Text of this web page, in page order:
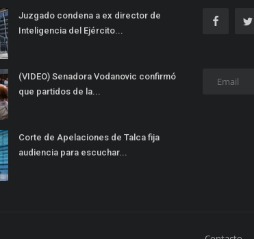
Juzgado condena a ex director de
Inteligencia del Ejército...
(VIDEO) Senadora Vodanovic confirmó
que partidos de la...
Corte de Apelaciones de Talca fija
audiencia para escuchar...